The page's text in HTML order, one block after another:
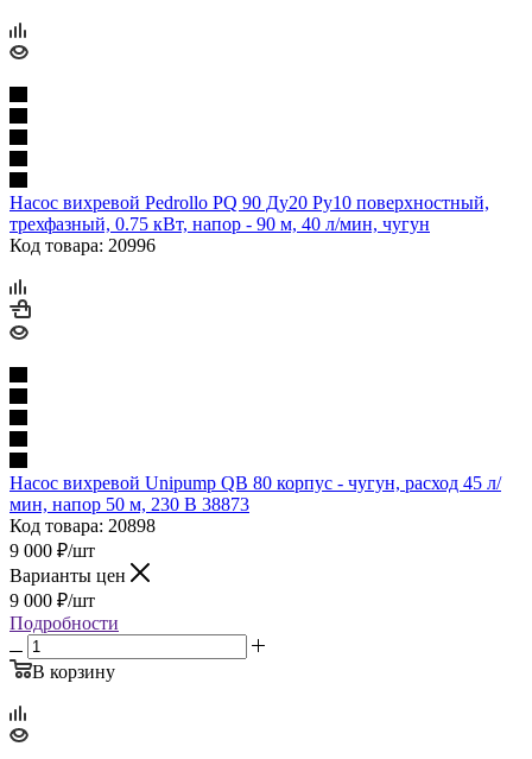
Насос вихревой Pedrollo PQ 90 Ду20 Ру10 поверхностный,
трехфазный, 0.75 кВт, напор - 90 м, 40 л/мин, чугун
Код товара: 20996
Насос вихревой Unipump QB 80 корпус - чугун, расход 45 л/
мин, напор 50 м, 230 В 38873
Код товара: 20898
9 000 ₽/шт
Варианты цен
9 000 ₽/шт
Подробности
В корзину